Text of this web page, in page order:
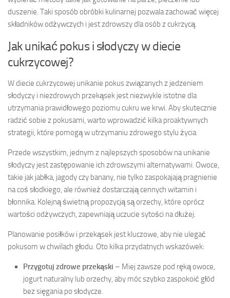
duszenie. Taki sposób obróbki kulinarnej pozwala zachować więcej
składników odżywczych i jest zdrowszy dla osób z cukrzycą.
Jak unikać pokus i słodyczy w diecie
cukrzycowej?
W diecie cukrzycowej unikanie pokus związanych z jedzeniem
słodyczy i niezdrowych przekąsek jest niezwykle istotne dla
utrzymania prawidłowego poziomu cukru we krwi. Aby skutecznie
radzić sobie z pokusami, warto wprowadzić kilka proaktywnych
strategii, które pomogą w utrzymaniu zdrowego stylu życia.
Przede wszystkim, jednym z najlepszych sposobów na unikanie
słodyczy jest zastępowanie ich zdrowszymi alternatywami. Owoce,
takie jak jabłka, jagody czy banany, nie tylko zaspokajają pragnienie
na coś słodkiego, ale również dostarczają cennych witamin i
błonnika. Kolejną świetną propozycją są orzechy, które oprócz
wartości odżywczych, zapewniają uczucie sytości na dłużej.
Planowanie posiłków i przekąsek jest kluczowe, aby nie ulegać
pokusom w chwilach głodu. Oto kilka przydatnych wskazówek:
Przygotuj zdrowe przekąski – Miej zawsze pod ręką owoce,
jogurt naturalny lub orzechy, aby móc szybko zaspokoić głód
bez sięgania po słodycze.